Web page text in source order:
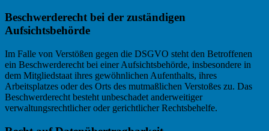
Beschwerderecht bei der zuständigen
Aufsichtsbehörde
Im Falle von Verstößen gegen die DSGVO steht den Betroffenen
ein Beschwerderecht bei einer Aufsichtsbehörde, insbesondere in
dem Mitgliedstaat ihres gewöhnlichen Aufenthalts, ihres
Arbeitsplatzes oder des Orts des mutmaßlichen Verstoßes zu. Das
Beschwerderecht besteht unbeschadet anderweitiger
verwaltungsrechtlicher oder gerichtlicher Rechtsbehelfe.